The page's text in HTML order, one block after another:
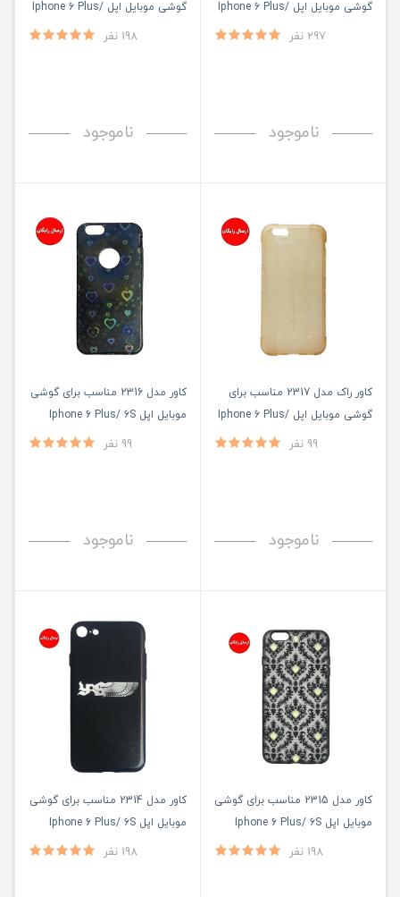
گوشی موبایل اپل Iphone 6 Plus/
297 نفر
ناموجود
گوشی موبایل اپل Iphone 6 Plus/
198 نفر
ناموجود
کاور راک مدل 2317 مناسب برای
گوشی موبایل اپل Iphone 6 Plus/
99 نفر
ناموجود
کاور مدل 2316 مناسب برای گوشی
موبایل اپل Iphone 6 Plus/ 6S
99 نفر
ناموجود
کاور مدل 2315 مناسب برای گوشی
موبایل اپل Iphone 6 Plus/ 6S
198 نفر
کاور مدل 2314 مناسب برای گوشی
موبایل اپل Iphone 6 Plus/ 6S
198 نفر